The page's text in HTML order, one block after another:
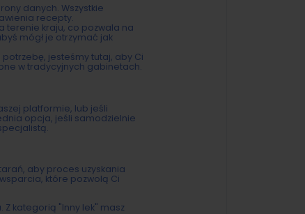
danych. Wszystkie
recepty.
terenie kraju, co pozwala na
mógł je otrzymać jak
jesteśmy tutaj, aby Ci
w tradycyjnych gabinetach.
platformie, lub jeśli
opcja, jeśli samodzielnie
aby proces uzyskania
które pozwolą Ci
Z kategorią "Inny lek" masz